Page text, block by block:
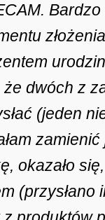
że dwóch z
(jeden
okazało
(przysłano